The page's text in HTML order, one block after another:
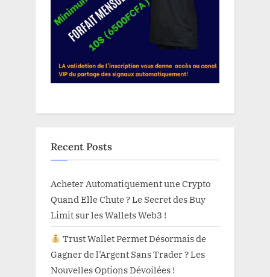
Recent Posts
Acheter Automatiquement une Crypto
Quand Elle Chute ? Le Secret des Buy
Limit sur les Wallets Web3 !
Trust Wallet Permet Désormais de
Gagner de l’Argent Sans Trader ? Les
Nouvelles Options Dévoilées !